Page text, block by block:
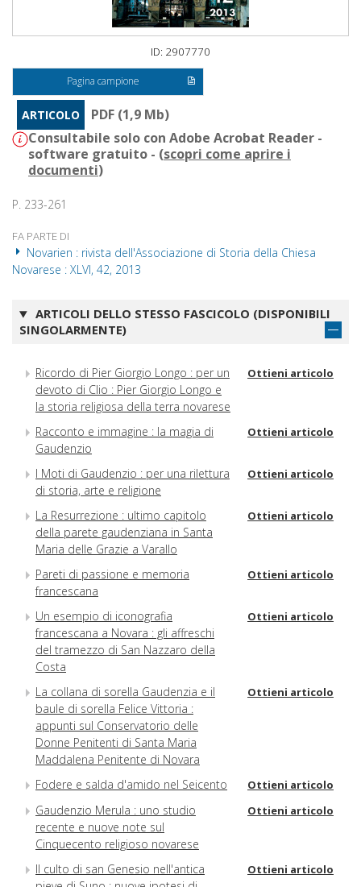
ID: 2907770
Pagina campione
ARTICOLO
PDF (1,9 Mb)
Consultabile solo con Adobe Acrobat Reader -
software gratuito - (scopri come aprire i
documenti)
P. 233-261
FA PARTE DI
Novarien : rivista dell'Associazione di Storia della Chiesa
Novarese : XLVI, 42, 2013
ARTICOLI DELLO STESSO FASCICOLO (DISPONIBILI
SINGOLARMENTE)
Ricordo di Pier Giorgio Longo : per un
devoto di Clio : Pier Giorgio Longo e
la storia religiosa della terra novarese
Ottieni articolo
Racconto e immagine : la magia di
Gaudenzio
Ottieni articolo
I Moti di Gaudenzio : per una rilettura
di storia, arte e religione
Ottieni articolo
La Resurrezione : ultimo capitolo
della parete gaudenziana in Santa
Maria delle Grazie a Varallo
Ottieni articolo
Pareti di passione e memoria
francescana
Ottieni articolo
Un esempio di iconografia
francescana a Novara : gli affreschi
del tramezzo di San Nazzaro della
Costa
Ottieni articolo
La collana di sorella Gaudenzia e il
baule di sorella Felice Vittoria :
appunti sul Conservatorio delle
Donne Penitenti di Santa Maria
Maddalena Penitente di Novara
Ottieni articolo
Fodere e salda d'amido nel Seicento Ottieni articolo
Gaudenzio Merula : uno studio
recente e nuove note sul
Cinquecento religioso novarese
Ottieni articolo
Il culto di san Genesio nell'antica
Ottieni articolo